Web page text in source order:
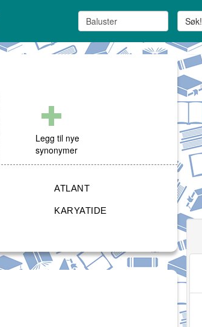
Søk!
Legg til nye
synonymer
ATLANT
KARYATIDE